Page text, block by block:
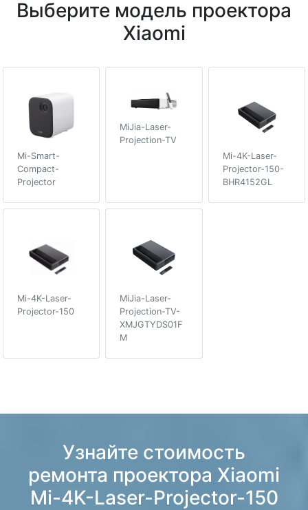
Выберите модель проектора
Xiaomi
Mi-Smart-
Compact-
Projector
MiJia-Laser-
Projection-TV
Mi-4K-Laser-
Projector-150-
BHR4152GL
Mi-4K-Laser-
Projector-150
MiJia-Laser-
Projection-TV-
XMJGTYDS01F
M
Узнайте стоимость
ремонта проектора Xiaomi
Mi-4K-Laser-Projector-150